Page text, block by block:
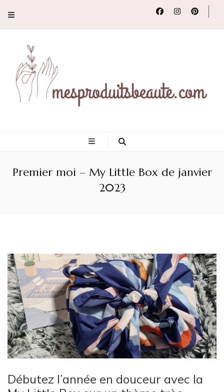
et revues de
produits beauté
Premier moi – My Little Box de janvier
2023
Débutez l’année en douceur avec la